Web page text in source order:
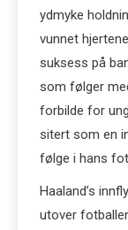
ydmyke
vunnet
suksess på
som følger
forbilde for
sitert som en
følge i hans
Haaland’s
utover